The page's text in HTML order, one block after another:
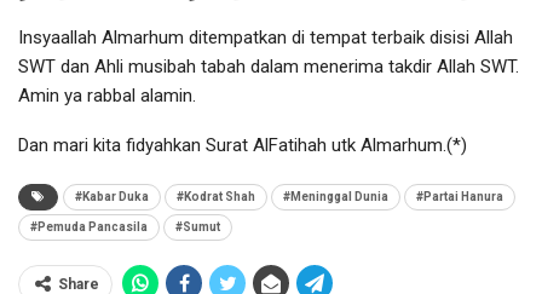
Insyaallah Almarhum ditempatkan di tempat terbaik disisi Allah
SWT dan Ahli musibah tabah dalam menerima takdir Allah SWT.
Amin ya rabbal alamin.
Dan mari kita fidyahkan Surat AlFatihah utk Almarhum.(*)
#Kabar Duka #Kodrat Shah #Meninggal Dunia #Partai Hanura
#Pemuda Pancasila #Sumut
Share